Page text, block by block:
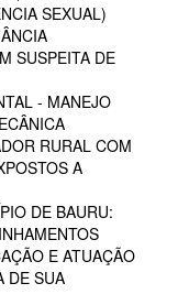
SEXUAL)
SUSPEITA DE
- MANEJO
RURAL COM
A
DE BAURU:
E ATUAÇÃO
DE SUA